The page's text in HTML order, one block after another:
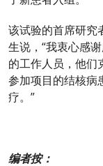
该试验的首席研
生说，“我衷心感
的工作人员，他们
参加项目的结核病
疗。”
编者按：